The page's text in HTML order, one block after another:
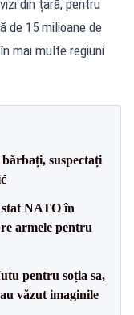
din țară, pentru
de 15 milioane de
mai multe regiuni
suspectați
NATO în
armele pentru
pentru soția sa,
văzut imaginile